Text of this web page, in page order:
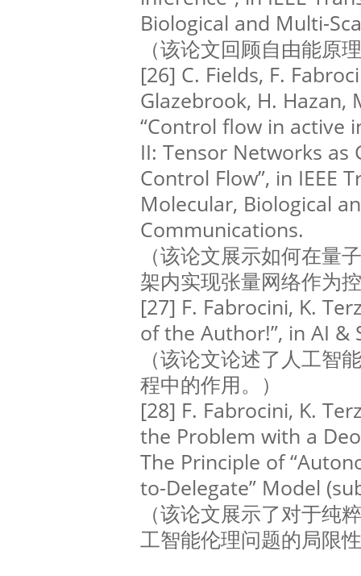
Biological and Multi-
（该论文回顾自由能原
[26] C. Fields, F.
Glazebrook, H. Hazan,
“Control flow in active
II: Tensor Networks as
Control Flow”, in IEEE
Molecular, Biological
Communications.
（该论文展示如何在量
架内实现张量网络作为
[27] F. Fabrocini, K.
of the Author!”, in AI &
（该论文论述了人工智
程中的作用。）
[28] F. Fabrocini, K.
the Problem with a
The Principle of
to-Delegate” Model
（该论文展示了对于纯
工智能伦理问题的局限